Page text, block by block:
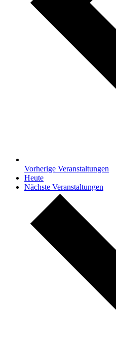
Vorherige Veranstaltungen
Heute
Nächste Veranstaltungen